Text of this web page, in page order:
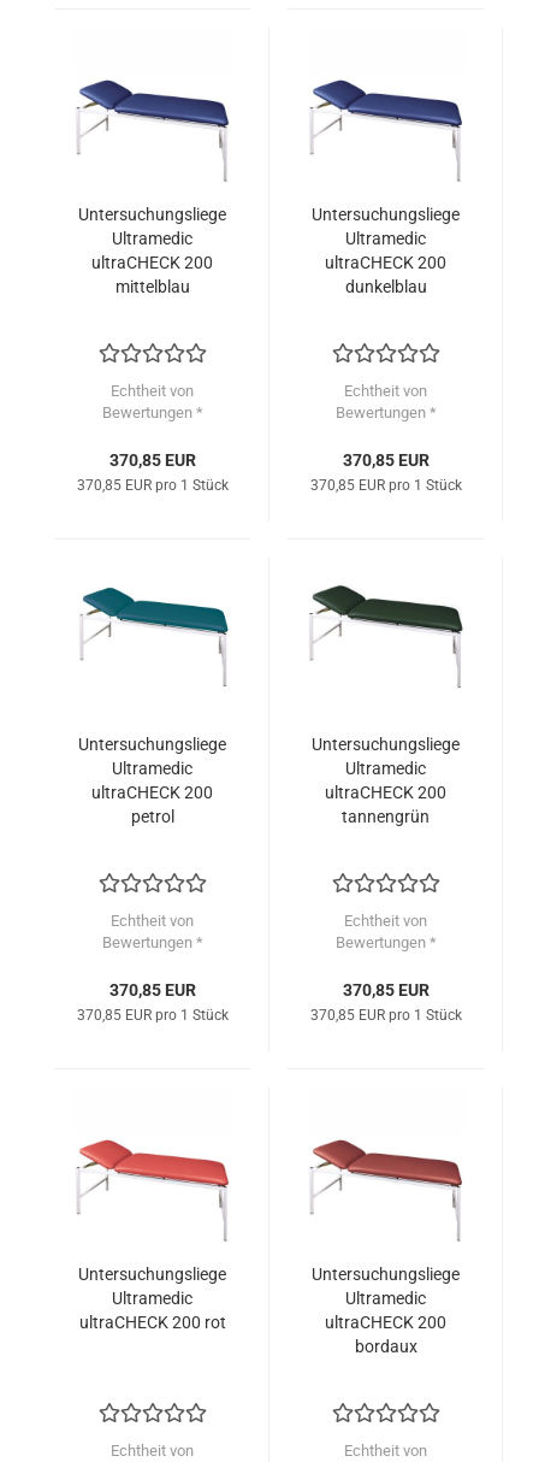
Untersuchungsliege
Ultramedic
ultraCHECK 200
mittelblau
Echtheit von
Bewertungen *
370,85 EUR
370,85 EUR pro 1 Stück
Untersuchungsliege
Ultramedic
ultraCHECK 200
dunkelblau
Echtheit von
Bewertungen *
370,85 EUR
370,85 EUR pro 1 Stück
Untersuchungsliege
Ultramedic
ultraCHECK 200
petrol
Echtheit von
Bewertungen *
370,85 EUR
370,85 EUR pro 1 Stück
Untersuchungsliege
Ultramedic
ultraCHECK 200
tannengrün
Echtheit von
Bewertungen *
370,85 EUR
370,85 EUR pro 1 Stück
Untersuchungsliege
Ultramedic
ultraCHECK 200 rot
Echtheit von
Untersuchungsliege
Ultramedic
ultraCHECK 200
bordaux
Echtheit von